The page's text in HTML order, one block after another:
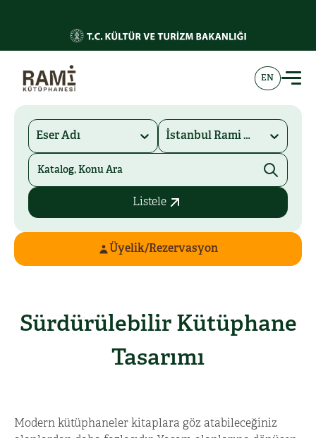
EN
Eser Adı İstanbul Rami Kütüphanesi
Listele
Üyelik/Rezervasyon
Sürdürülebilir Kütüphane
Tasarımı
Modern kütüphaneler kitaplara göz atabileceğiniz